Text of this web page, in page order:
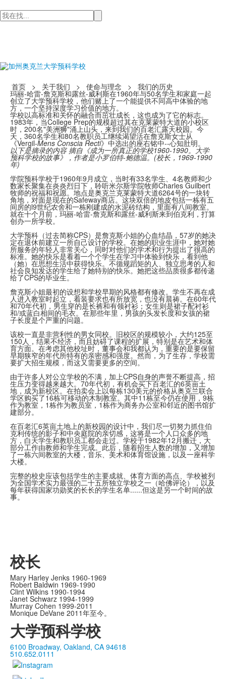
检
索
首页 > 关于我们 > 使命与理念 > 我们的历史
玛丽-哈雷-詹克斯和露丝-威利斯在1960年与50名学生和家庭一起
创立了大学预科学校，他们赌上了一个能提供不同高中体验的地
方，一个坚持深度学习价值的地方。
学校以高标准和关怀的融合而茁壮成长，这也成为了它的标志。
1983年，当College Prep的规模超过其在克莱蒙特大道的小校区
时，200名"美洲狮"涌上山头，来到我们的百老汇露天校园。今
天，360名学生和80名教职员工继续渴望活在詹克斯女士从
《Vergil-Mens Conscia Recti》中选出的座右铭中--心知肚明。
以下是摘录的内容 摘自《成为一所真正的学校1960-1990。大学
预科学校的故事》，作者是小罗伯特-鲍德温。(校长，1969-1990
年)
学院预科学校于1960年9月成立，当时有33名学生、4名教师和少
数家长聚集在炎炎烈日下，聆听米尔斯学院牧师Charles Guilbert
牧师的祝福和祝愿。地点是奥克兰克莱蒙特大道6264号的一块转
角地，对面是现在的Safeway商店。这块双倍的地皮包括一栋有五
间房的l9世纪农舍和一栋刚建成的水泥砖结构，里面有八间教室。
就在十个月前，玛丽-哈雷-詹克斯和露丝-威利斯来到伯克利，打算
创办一所学校。
大学预科（过去简称CPS）是詹克斯小姐的心血结晶，57岁的她决
定在退休前建立一所自己设计的学校。在她的职业生涯中，她对她
所服务的年轻人非常关心，同时对他们的学术和行为提出了很高的
标准。她的快乐是看着一个个学生在学习中体验到快乐，看到他
（她）在思想生活中获得快乐。不循规蹈矩的人、独立思考的人和
社会良知发达的学生给了她特别的快乐。她把这些品质很多都传递
给了CPS的毕业生。
詹克斯小姐最初的设想和学校早期的风格都有修改。学生不再在成
人进入教室时起立，着装要求也有所放宽，也没有晨祷。在60年代
和70年代初，男生穿的是长裤和有领衬衫；女生则是裙子配衬衫
和/或蓝白相间的毛衣。在那些年里，男孩的头发长度和女孩的裙
子长度是个严重的问题。
该校一直是非营利性的男女同校。旧校区的规模较小，大约125至
150人，结果不经济，而且妨碍了课程的扩展，特别是在艺术和体
育方面。在考虑其他校址时，董事会和我都认为，重要的是要保留
早期狭窄的年代所特有的亲密感和强度。然而，为了生存，学校需
要扩大招生规模，而这又需要更多的空间。
由于许多人对公立学校的不满，加上CPS自身的声誉不断提高，招
生压力变得越来越大。70年代初，有机会买下百老汇的6英亩土
地，成为新校区。在拍卖会上以每栋130美元的价格从奥克兰联合
学区购买了16栋可移动的木制教室。其中11栋至今仍在使用，9栋
作为教室，1栋作为教员室，1栋作为商务办公室和邻近的图书馆扩
建部分。
在百老汇6英亩土地上的新校园的设计中，我们尽一切努力抓住伯
克利传统的影子和中央庭院的亲切感，这将是一个人口众多的地
方，白天学生和教职员工都会走过。学校于1982年12月搬迁，大
部分工作由教师和学生完成。此后，随着招生人数的增加，又增加
了一栋六间教室的大楼，音乐、美术和体育馆设施，以及一座科学
大楼。
完整的校史应该包括学生的主要成就、体育方面的高点、学校被列
为全国学术实力最强的二十五所独立学校之一（哈佛评论），以及
每年获得国家功勋奖的长长的学生名单......但这是另一个时间的故
事。
校长
Mary Harley Jenks 1960-1969
Robert Baldwin 1969-1990
Clint Wilkins 1990-1994
Janet Schwarz 1994-1999
Murray Cohen 1999-2011
Monique DeVane 2011年至今。
大学预科学校
6100 Broadway, Oakland, CA 94618
510.652.0111